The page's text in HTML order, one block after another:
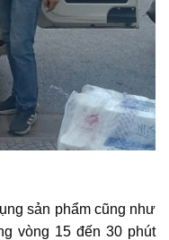
sản phẩm cũng như
vòng 15 đến 30 phút